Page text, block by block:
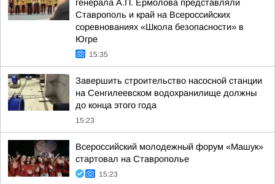
генерала А.П. Ермолова представляли
Ставрополь и край на Всероссийских
соревнованиях «Школа безопасности» в
Югре
15:35
Завершить строительство насосной станции
на Сенгилеевском водохранилище должны
до конца этого года
15:23
Всероссийский молодежный форум «Машук»
стартовал на Ставрополье
15:23